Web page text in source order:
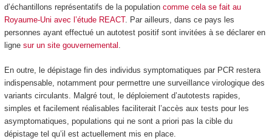
d’échantillons représentatifs de la population comme cela se fait au
Royaume-Uni avec l’étude REACT. Par ailleurs, dans ce pays les
personnes ayant effectué un autotest positif sont invitées à se déclarer en
ligne sur un site gouvernemental .
En outre, le dépistage fin des individus symptomatiques par PCR restera
indispensable, notamment pour permettre une surveillance virologique des
variants circulants. Malgré tout, le déploiement d’autotests rapides,
simples et facilement réalisables faciliterait l’accès aux tests pour les
asymptomatiques, populations qui ne sont a priori pas la cible du
dépistage tel qu’il est actuellement mis en place.